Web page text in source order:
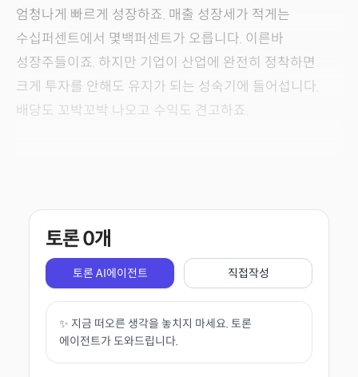
엄청나게 빠르게 성장하죠. 매출 성장세가 적게는
수십퍼센트에서 몇백퍼센트가 오릅니다. 이른바
성장주들이죠. 하지만 기업이 산업에 완전히 정착하면
크게 투자를 안해도 유지가 되는 성숙기에 들어섭니다.
배당도 꼬박꼬박 나오고 수익도 견고하죠.
토론0개
토론 AI에이전트 직접작성
✨ 지금 떠오른 생각을 놓치지 마세요. 토론
에이전트가 도와드립니다.